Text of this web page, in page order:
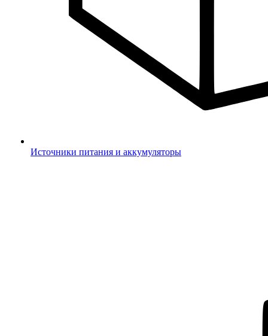
Источники питания и аккумуляторы